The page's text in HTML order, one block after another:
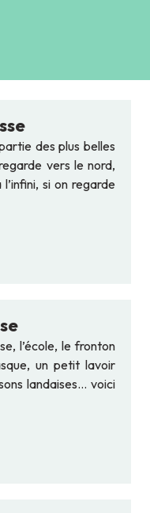
des plus belles
vers le nord,
si on regarde
l’école, le fronton
un petit lavoir
landaises… voici